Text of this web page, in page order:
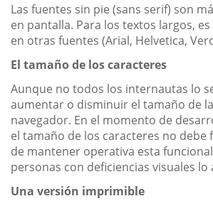
Las fuentes sin pie (sans serif) son
en pantalla. Para los textos largos,
en otras fuentes (Arial, Helvetica,
El tamaño de los caracteres
Aunque no todos los internautas lo
aumentar o disminuir el tamaño de
navegador. En el momento de
el tamaño de los caracteres no debe
de mantener operativa esta
personas con deficiencias visuales lo
Una versión imprimible